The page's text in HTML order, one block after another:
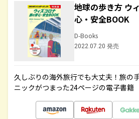
地球の歩き方 ウ
心・安全BOOK
D-Books
2022.07.20 発売
久しぶりの海外旅行でも大丈夫！旅の
ニックがつまった24ページの電子書籍